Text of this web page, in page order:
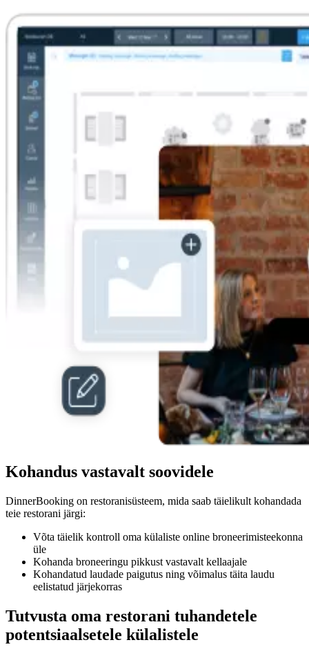
Kohandus vastavalt soovidele
DinnerBooking on restoranisüsteem, mida saab täielikult kohandada
teie restorani järgi:
Võta täielik kontroll oma külaliste online broneerimisteekonna
üle
Kohanda broneeringu pikkust vastavalt kellaajale
Kohandatud laudade paigutus ning võimalus täita laudu
eelistatud järjekorras
Tutvusta oma restorani tuhandetele
potentsiaalsetele külalistele